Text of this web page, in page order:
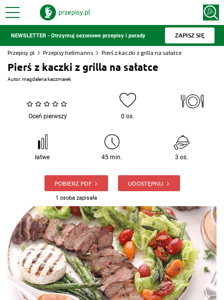
NEWSLETTER - Otrzymuj sezonowe przepisy i porady ZAPISZ SIĘ
Przepisy.pl Przepisy hellmanns Pierś z kaczki z grilla na sałatce
Pierś z kaczki z grilla na sałatce
Autor:magdalena kaczmarek
Oceń pierwszy 0 os.
łatwe 45 min. 3 os.
POBIERZ PDF
1 osoba zapisała
UDOSTĘPNIJ